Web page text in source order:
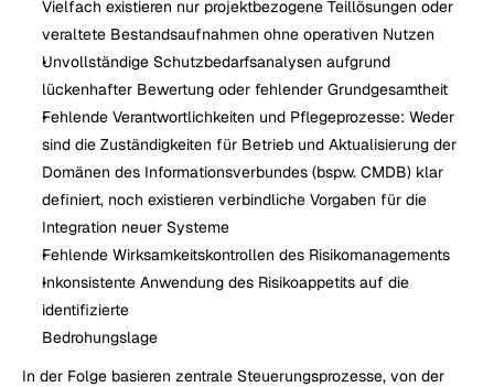
Vielfach existieren nur projektbezogene Teillösungen oder
veraltete Bestandsaufnahmen ohne operativen Nutzen
Unvollständige Schutzbedarfsanalysen aufgrund
lückenhafter Bewertung oder fehlender Grundgesamtheit
Fehlende Verantwortlichkeiten und Pflegeprozesse: Weder
sind die Zuständigkeiten für Betrieb und Aktualisierung der
Domänen des Informationsverbundes (bspw. CMDB) klar
definiert, noch existieren verbindliche Vorgaben für die
Integration neuer Systeme
Fehlende Wirksamkeitskontrollen des Risikomanagements
Inkonsistente Anwendung des Risikoappetits auf die
identifizierte
Bedrohungslage
In der Folge basieren zentrale Steuerungsprozesse, von der